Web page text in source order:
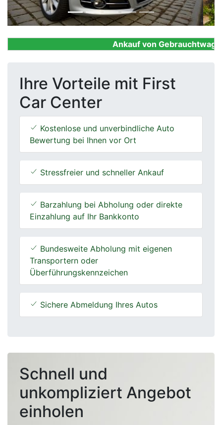
Ankauf von
Ihre Vorteile mit First
Car Center
Kostenlose und unverbindliche Auto
Bewertung bei Ihnen vor Ort
Stressfreier und schneller Ankauf
Barzahlung bei Abholung oder direkte
Einzahlung auf Ihr Bankkonto
Bundesweite Abholung mit eigenen
Transportern oder
Überführungskennzeichen
Sichere Abmeldung Ihres Autos
Schnell und
unkompliziert Angebot
einholen